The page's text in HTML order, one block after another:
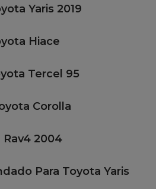
Yaris 2019
Hiace
Tercel 95
Corolla
2004
Para Toyota Yaris